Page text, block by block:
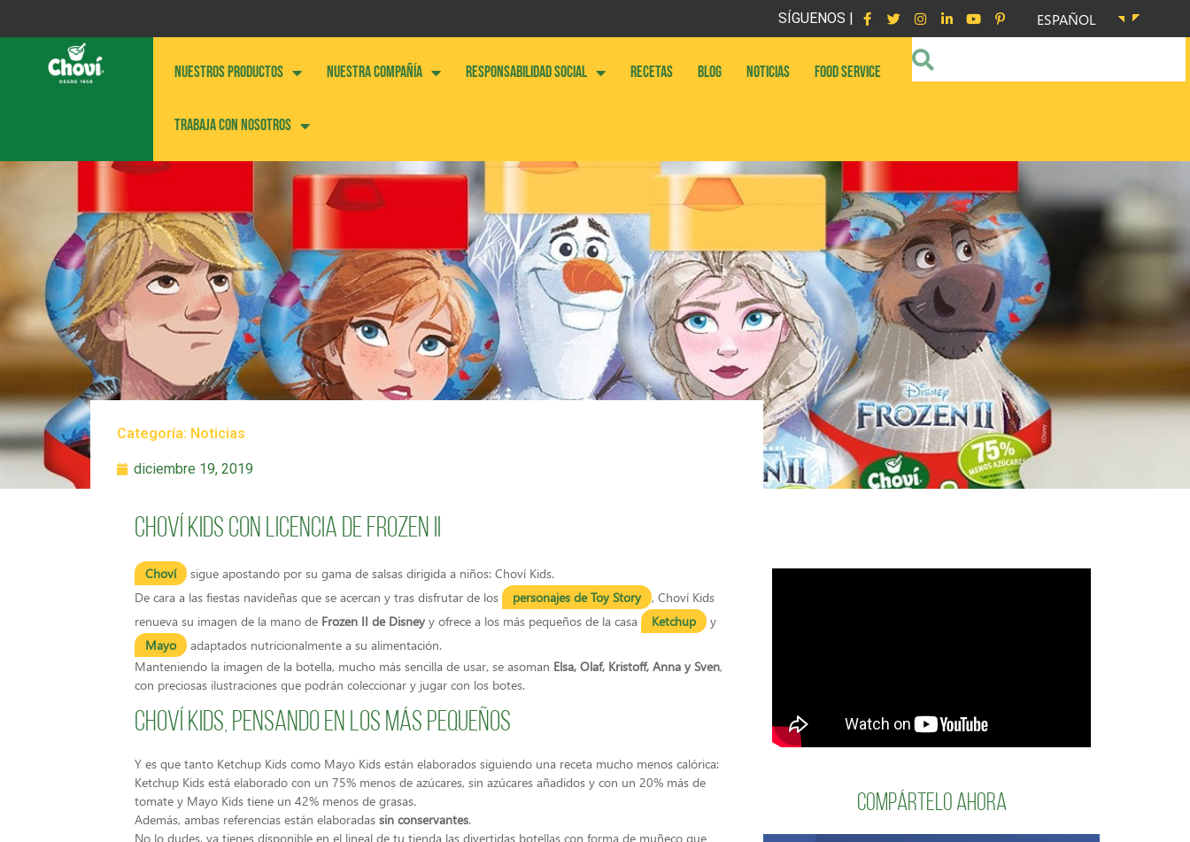
SÍGUENOS | ESPAÑOL
NUESTROS PRODUCTOS NUESTRA COMPAÑÍA RESPONSABILIDAD SOCIAL RECETAS BLOG NOTICIAS FOOD SERVICE
Trabaja con nosotros
Categoría: Noticias
diciembre 19, 2019
Choví Kids con licencia de Frozen II
Choví
sigue apostando por su gama de salsas dirigida a niños: Choví Kids.
De cara a las fiestas navideñas que se acercan y tras disfrutar de los
personajes de Toy Story
, Choví Kids
renueva su imagen de la mano de Frozen II de Disneyy ofrece a los más pequeños de la casa Ketchup
y
Mayo
adaptados nutricionalmente a su alimentación.
Manteniendo la imagen de la botella, mucho más sencilla de usar, se asoman Elsa, Olaf, Kristoff, Anna y Sven,
con preciosas ilustraciones que podrán coleccionar y jugar con los botes.
Choví Kids, pensando en los más pequeños
Y es que tanto Ketchup Kids como Mayo Kids están elaborados siguiendo una receta mucho menos calórica:
Ketchup Kids está elaborado con un 75% menos de azúcares, sin azúcares añadidos y con un 20% más de
tomate y Mayo Kids tiene un 42% menos de grasas.
Además, ambas referencias están elaboradas sin conservantes.
No lo dudes, ya tienes disponible en el lineal de tu tienda las divertidas botellas con forma de muñeco que
Compártelo ahora